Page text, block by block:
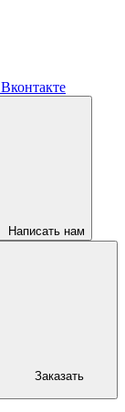
Вконтакте
Написать нам
Заказать